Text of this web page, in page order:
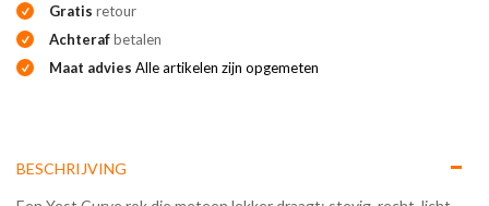
Gratis retour
Achterafbetalen
Maat advies Alle artikelen zijn opgemeten
BESCHRIJVING